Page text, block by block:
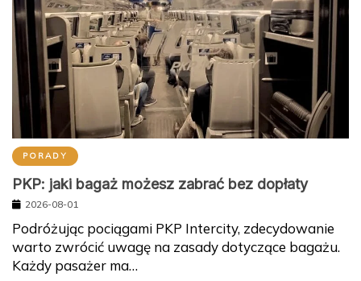
PORADY
PKP: jaki bagaż możesz zabrać bez dopłaty
2026-08-01
Podróżując pociągami PKP Intercity, zdecydowanie
warto zwrócić uwagę na zasady dotyczące bagażu.
Każdy pasażer ma…